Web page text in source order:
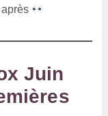
Juin